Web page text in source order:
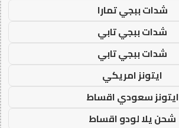
شدات ببجي تمارا
شدات ببجي تابي
شدات ببجي تابي
ايتونز امريكي
ايتونز سعودي اقساط
شحن يلا لودو اقساط